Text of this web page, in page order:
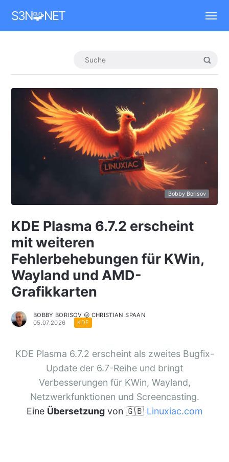
S3N🧩NET
Bobby Borisov
KDE Plasma 6.7.2 erscheint
mit weiteren
Fehlerbehebungen für KWin,
Wayland und AMD-
Grafikkarten
BOBBY BORISOV 😛 CHRISTIAN SPAAN
05.07.2026
KDE
KDE Plasma 6.7.2 erscheint als zweites Bugfix-
Update der 6.7-Reihe und bringt
Verbesserungen für KWin, Wayland,
Netzwerkfunktionen und Screencasting.
Eine Übersetzungvon 🇬🇧 Linuxiac.com